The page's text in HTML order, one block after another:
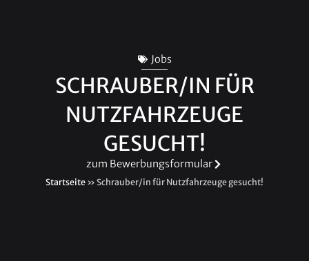
Jobs
SCHRAUBER/IN FÜR
NUTZFAHRZEUGE
GESUCHT!
zum Bewerbungsformular
Startseite » Schrauber/in für Nutzfahrzeuge gesucht!